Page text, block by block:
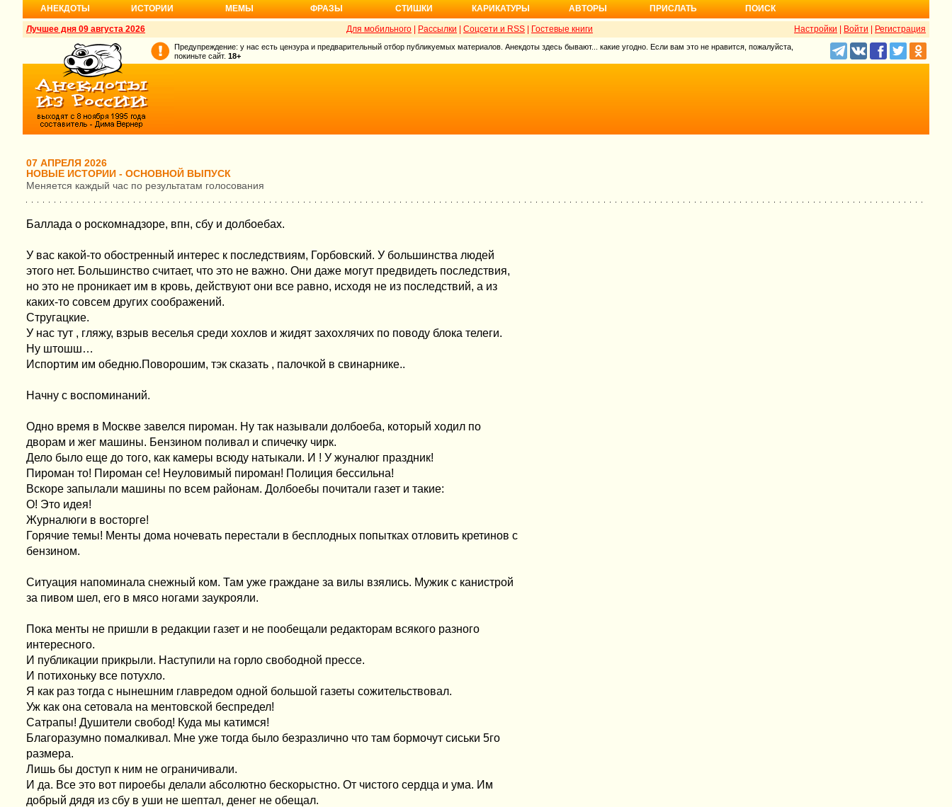
АНЕКДОТЫ ИСТОРИИ МЕМЫ ФРАЗЫ СТИШКИ КАРИКАТУРЫ АВТОРЫ ПРИСЛАТЬ ПОИСК
Лучшее дня 09 августа 2026 Настройки Войти Регистрация
Для мобильного Рассылки Соцсети и RSS Гостевые книги
Предупреждение: у нас есть цензура и предварительный отбор публикуемых материалов. Анекдоты здесь бывают... какие угодно. Если вам это не нравится, пожалуйста,
покиньте сайт. 18+
07 АПРЕЛЯ 2026
НОВЫЕ ИСТОРИИ - ОСНОВНОЙ ВЫПУСК
Меняется каждый час по результатам голосования
Баллада о роскомнадзоре, впн, сбу и долбоебах.
У вас какой-то обостренный интерес к последствиям, Горбовский. У большинства людей
этого нет. Большинство считает, что это не важно. Они даже могут предвидеть последствия,
но это не проникает им в кровь, действуют они все равно, исходя не из последствий, а из
каких-то совсем других соображений.
Стругацкие.
У нас тут , гляжу, взрыв веселья среди хохлов и жидят захохлячих по поводу блока телеги.
Ну штошш…
Испортим им обедню.Поворошим, тэк сказать , палочкой в свинарнике..
Начну с воспоминаний.
Одно время в Москве завелся пироман. Ну так называли долбоеба, который ходил по
дворам и жег машины. Бензином поливал и спичечку чирк.
Дело было еще до того, как камеры всюду натыкали. И ! У жуналюг праздник!
Пироман то! Пироман се! Неуловимый пироман! Полиция бессильна!
Вскоре запылали машины по всем районам. Долбоебы почитали газет и такие:
О! Это идея!
Журналюги в восторге!
Горячие темы! Менты дома ночевать перестали в бесплодных попытках отловить кретинов с
бензином.
Ситуация напоминала снежный ком. Там уже граждане за вилы взялись. Мужик с канистрой
за пивом шел, его в мясо ногами заукрояли.
Пока менты не пришли в редакции газет и не пообещали редакторам всякого разного
интересного.
И публикации прикрыли. Наступили на горло свободной прессе.
И потихоньку все потухло.
Я как раз тогда с нынешним главредом одной большой газеты сожительствовал.
Уж как она сетовала на ментовской беспредел!
Сатрапы! Душители свобод! Куда мы катимся!
Благоразумно помалкивал. Мне уже тогда было безразлично что там бормочут сиськи 5го
размера.
Лишь бы доступ к ним не ограничивали.
И да. Все это вот пироебы делали абсолютно бескорыстно. От чистого сердца и ума. Им
добрый дядя из сбу в уши не шептал, денег не обещал.